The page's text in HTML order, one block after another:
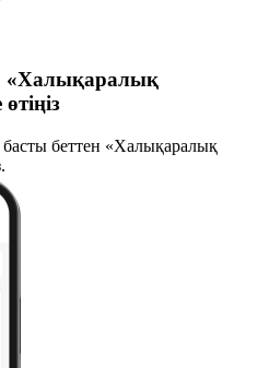
«Халықаралық
беттен «Халықаралық